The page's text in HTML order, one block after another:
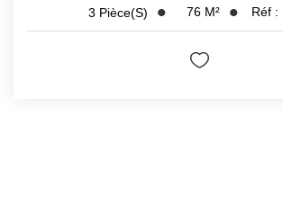
3 Pièce(s) 76 M² Réf :